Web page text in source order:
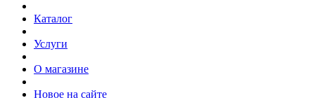
Каталог
Услуги
О магазине
Новое на сайте